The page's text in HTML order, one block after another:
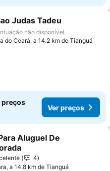
aos favoritos
Judas Tadeu
não disponível
do Ceará, a 14.2 km de Tianguá
preços
Ver preços
aos favoritos
Aluguel De
4
a 14.8 km de Tianguá